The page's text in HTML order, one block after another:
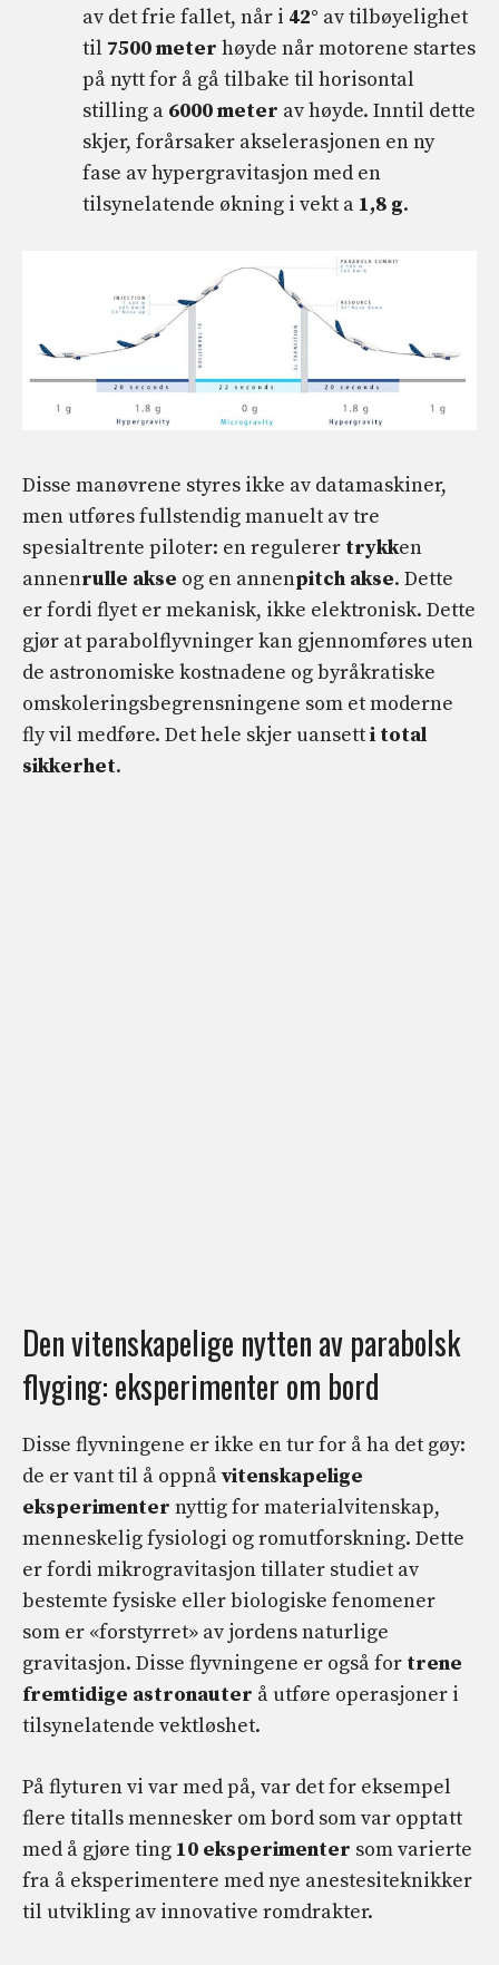
av det frie fallet, når i 42° av tilbøyelighet
til 7500 meter høyde når motorene startes
på nytt for å gå tilbake til horisontal
stilling a 6000 meter av høyde. Inntil dette
skjer, forårsaker akselerasjonen en ny
fase av hypergravitasjon med en
tilsynelatende økning i vekt a 1,8 g.
Disse manøvrene styres ikke av datamaskiner,
men utføres fullstendig manuelt av tre
spesialtrente piloter: en regulerer trykken
annenrulle akse og en annenpitch akse. Dette
er fordi flyet er mekanisk, ikke elektronisk. Dette
gjør at parabolflyvninger kan gjennomføres uten
de astronomiske kostnadene og byråkratiske
omskoleringsbegrensningene som et moderne
fly vil medføre. Det hele skjer uansetti total
sikkerhet.
Den vitenskapelige nytten av parabolsk
flyging: eksperimenter om bord
Disse flyvningene er ikke en tur for å ha det gøy:
de er vant til å oppnåvitenskapelige
eksperimenter nyttig for materialvitenskap,
menneskelig fysiologi og romutforskning. Dette
er fordi mikrogravitasjon tillater studiet av
bestemte fysiske eller biologiske fenomener
som er «forstyrret» av jordens naturlige
gravitasjon. Disse flyvningene er også for trene
fremtidige astronauter å utføre operasjoner i
tilsynelatende vektløshet.
På flyturen vi var med på, var det for eksempel
flere titalls mennesker om bord som var opptatt
med å gjøre ting 10 eksperimenter som varierte
fra å eksperimentere med nye anestesiteknikker
til utvikling av innovative romdrakter.